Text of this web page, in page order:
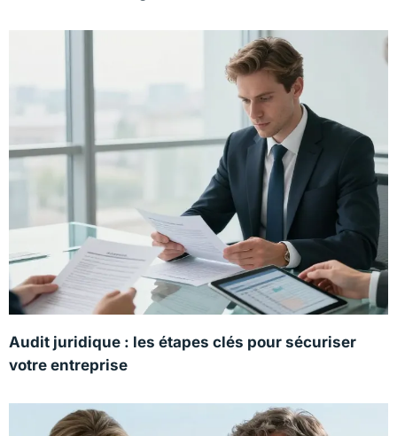
Audit juridique : les étapes clés pour sécuriser
votre entreprise